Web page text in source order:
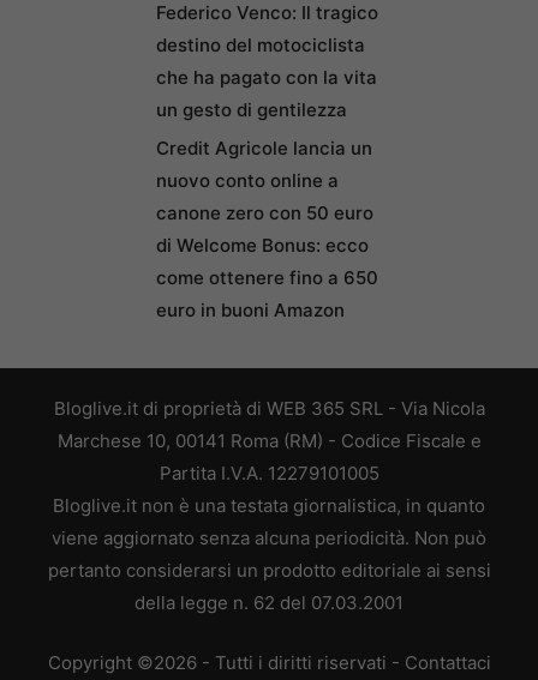
Federico Venco: Il tragico
destino del motociclista
che ha pagato con la vita
un gesto di gentilezza
Credit Agricole lancia un
nuovo conto online a
canone zero con 50 euro
di Welcome Bonus: ecco
come ottenere fino a 650
euro in buoni Amazon
Bloglive.it di proprietà di WEB 365 SRL - Via Nicola
Marchese 10, 00141 Roma (RM) - Codice Fiscale e
Partita I.V.A. 12279101005
Bloglive.it non è una testata giornalistica, in quanto
viene aggiornato senza alcuna periodicità. Non può
pertanto considerarsi un prodotto editoriale ai sensi
della legge n. 62 del 07.03.2001
Copyright ©2026 - Tutti i diritti riservati - Contattaci